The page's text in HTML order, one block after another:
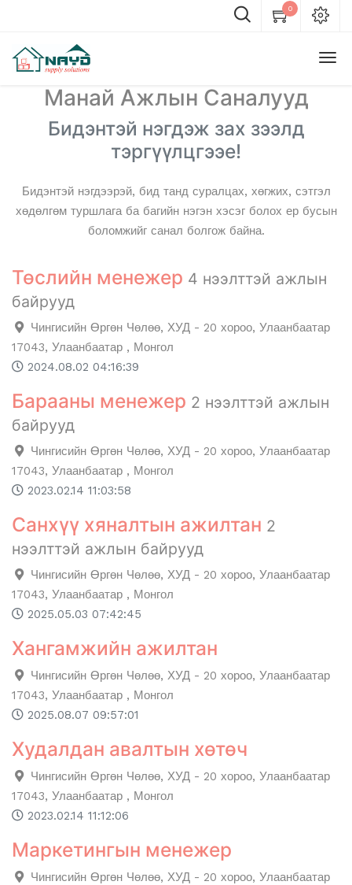
0
Манай Ажлын Саналууд
Бидэнтэй нэгдэж зах зээлд
тэргүүлцгээе!
Бидэнтэй нэгдээрэй, бид танд суралцах, хөгжих, сэтгэл
хөдөлгөм туршлага ба багийн нэгэн хэсэг болох ер бусын
боломжийг санал болгож байна.
Төслийн менежер 4 нээлттэй ажлын
байрууд
Чингисийн Өргөн Чөлөө, ХУД - 20 хороо, Улаанбаатар
17043, Улаанбаатар , Монгол
2024.08.02 04:16:39
Барааны менежер 2 нээлттэй ажлын
байрууд
Чингисийн Өргөн Чөлөө, ХУД - 20 хороо, Улаанбаатар
17043, Улаанбаатар , Монгол
2023.02.14 11:03:58
Санхүү хяналтын ажилтан 2
нээлттэй ажлын байрууд
Чингисийн Өргөн Чөлөө, ХУД - 20 хороо, Улаанбаатар
17043, Улаанбаатар , Монгол
2025.05.03 07:42:45
Хангамжийн ажилтан
Чингисийн Өргөн Чөлөө, ХУД - 20 хороо, Улаанбаатар
17043, Улаанбаатар , Монгол
2025.08.07 09:57:01
Худалдан авалтын хөтөч
Чингисийн Өргөн Чөлөө, ХУД - 20 хороо, Улаанбаатар
17043, Улаанбаатар , Монгол
2023.02.14 11:12:06
Маркетингын менежер
Чингисийн Өргөн Чөлөө, ХУД - 20 хороо, Улаанбаатар